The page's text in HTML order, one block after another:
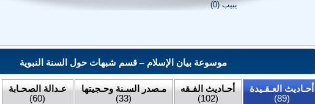
يبيب (0)
موسوعة بيان الإسلام – قسم شبهات حول السنة النبوية
أحـاديث العـقـيدة
(89)
أحـاديث الفـقه
(102)
مـصدر السـنة وحـجيتها
(33)
عـدالة الصحـابة
(60)